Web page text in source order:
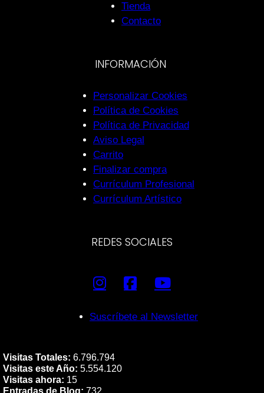
Tienda
Contacto
INFORMACIÓN
Personalizar Cookies
Política de Cookies
Política de Privacidad
Aviso Legal
Carrito
Finalizar compra
Currículum Profesional
Currículum Artístico
REDES SOCIALES
Suscríbete al Newsletter
Visitas Totales: 6.796.794
Visitas este Año: 5.554.120
Visitas ahora: 15
Entradas de Blog: 732